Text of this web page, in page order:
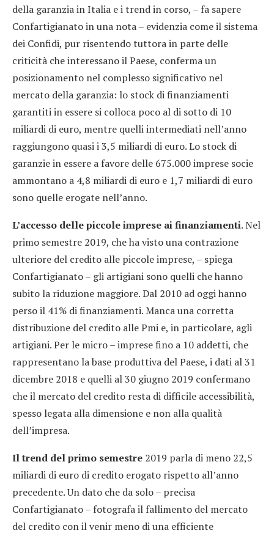
della garanzia in Italia e i trend in corso, – fa sapere
Confartigianato in una nota – evidenzia come il sistema
dei Confidi, pur risentendo tuttora in parte delle
criticità che interessano il Paese, conferma un
posizionamento nel complesso significativo nel
mercato della garanzia: lo stock di finanziamenti
garantiti in essere si colloca poco al di sotto di 10
miliardi di euro, mentre quelli intermediati nell’anno
raggiungono quasi i 3,5 miliardi di euro. Lo stock di
garanzie in essere a favore delle 675.000 imprese socie
ammontano a 4,8 miliardi di euro e 1,7 miliardi di euro
sono quelle erogate nell’anno.
L’accesso delle piccole imprese ai finanziamenti. Nel
primo semestre 2019, che ha visto una contrazione
ulteriore del credito alle piccole imprese, – spiega
Confartigianato – gli artigiani sono quelli che hanno
subito la riduzione maggiore. Dal 2010 ad oggi hanno
perso il 41% di finanziamenti. Manca una corretta
distribuzione del credito alle Pmi e, in particolare, agli
artigiani. Per le micro – imprese fino a 10 addetti, che
rappresentano la base produttiva del Paese, i dati al 31
dicembre 2018 e quelli al 30 giugno 2019 confermano
che il mercato del credito resta di difficile accessibilità,
spesso legata alla dimensione e non alla qualità
dell’impresa.
Il trend del primo semestre 2019 parla di meno 22,5
miliardi di euro di credito erogato rispetto all’anno
precedente. Un dato che da solo – precisa
Confartigianato – fotografa il fallimento del mercato
del credito con il venir meno di una efficiente